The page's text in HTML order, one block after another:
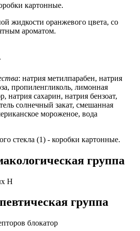
картонные.
жидкости оранжевого цвета, со
ароматом.
: натрия метилпарабен, натрия
пропиленгликоль, лимонная
натрия сахарин, натрия бензоат,
солнечный закат, смешанная
мороженое, вода
стекла (1) - коробки картонные.
группа
Н
группа
блокатор